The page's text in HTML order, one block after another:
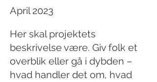
April 2023
Her skal projektets
beskrivelse være. Giv folk et
overblik eller gå i dybden –
hvad handler det om, hvad